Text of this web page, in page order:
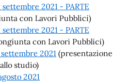
2021 - PARTE
con Lavori Pubblici)
2021 - PARTE
con Lavori Pubblici)
2021 (presentazione
studio)
2021